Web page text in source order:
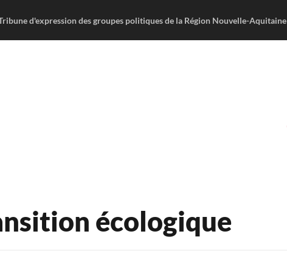
d'expression des groupes politiques de la Région Nouvelle-Aquitaine
écologique